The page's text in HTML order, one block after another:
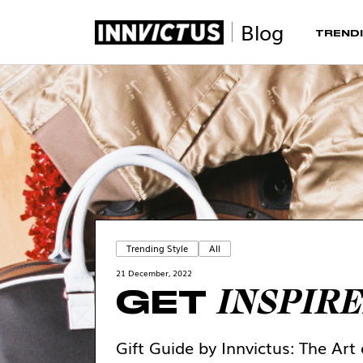
Blog
Trending Style All
21 December, 2022
GET
Gift Guide by Innvictus: The Art